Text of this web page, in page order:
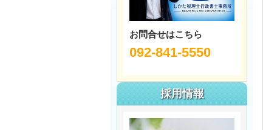
お問合せはこちら
092-841-5550
採用情報